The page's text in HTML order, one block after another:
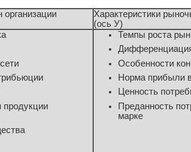
организации
Характеристики
(ось У)
продукции
Темпы роста
Особенности
Норма прибыли
Ценность
Преданность
марке